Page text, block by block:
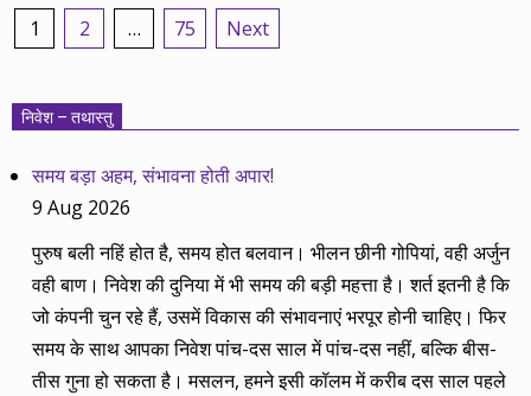
Posts
1 2 … 75 Next
निवेश – तथास्तु
समय बड़ा अहम, संभावना होती अपार!
9 Aug 2026
पुरुष बली नहिं होत है, समय होत बलवान। भीलन छीनी गोपियां, वही अर्जुन
वही बाण। निवेश की दुनिया में भी समय की बड़ी महत्ता है। शर्त इतनी है कि
जो कंपनी चुन रहे हैं, उसमें विकास की संभावनाएं भरपूर होनी चाहिए। फिर
समय के साथ आपका निवेश पांच-दस साल में पांच-दस नहीं, बल्कि बीस-
तीस गुना हो सकता है। मसलन, हमने इसी कॉलम में करीब दस साल पहले